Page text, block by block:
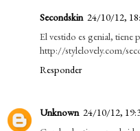
Secondskin 24/10/12,
El vestido es genial, tiene
http://stylelovely.com/
Responder
Unknown 24/10/12,